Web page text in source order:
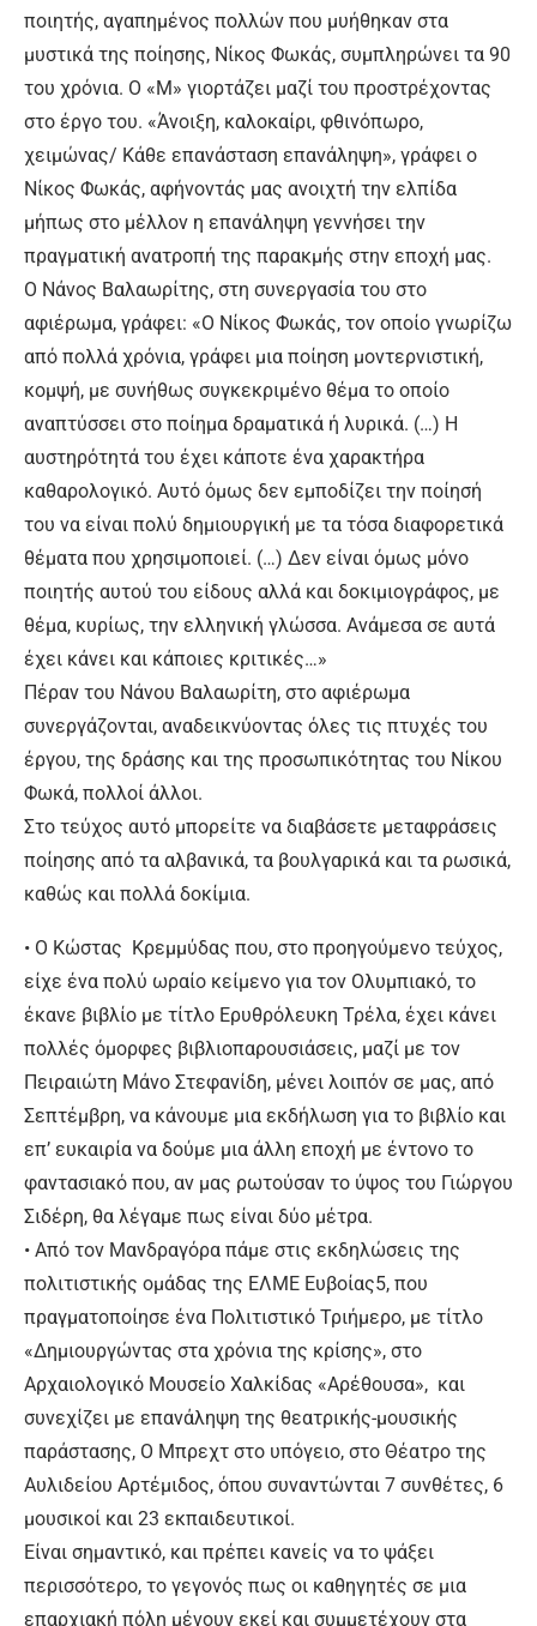
ποιητής, αγαπημένος πολλών που μυήθηκαν στα
μυστικά της ποίησης, Νίκος Φωκάς, συμπληρώνει τα 90
του χρόνια. Ο «Μ» γιορτάζει μαζί του προστρέχοντας
στο έργο του. «Άνοιξη, καλοκαίρι, φθινόπωρο,
χειμώνας/ Κάθε επανάσταση επανάληψη», γράφει ο
Νίκος Φωκάς, αφήνοντάς μας ανοιχτή την ελπίδα
μήπως στο μέλλον η επανάληψη γεννήσει την
πραγματική ανατροπή της παρακμής στην εποχή μας.
Ο Νάνος Βαλαωρίτης, στη συνεργασία του στο
αφιέρωμα, γράφει: «Ο Νίκος Φωκάς, τον οποίο γνωρίζω
από πολλά χρόνια, γράφει μια ποίηση μοντερνιστική,
κομψή, με συνήθως συγκεκριμένο θέμα το οποίο
αναπτύσσει στο ποίημα δραματικά ή λυρικά. (…) Η
αυστηρότητά του έχει κάποτε ένα χαρακτήρα
καθαρολογικό. Αυτό όμως δεν εμποδίζει την ποίησή
του να είναι πολύ δημιουργική με τα τόσα διαφορετικά
θέματα που χρησιμοποιεί. (…) Δεν είναι όμως μόνο
ποιητής αυτού του είδους αλλά και δοκιμιογράφος, με
θέμα, κυρίως, την ελληνική γλώσσα. Ανάμεσα σε αυτά
έχει κάνει και κάποιες κριτικές…»
Πέραν του Νάνου Βαλαωρίτη, στο αφιέρωμα
συνεργάζονται, αναδεικνύοντας όλες τις πτυχές του
έργου, της δράσης και της προσωπικότητας του Νίκου
Φωκά, πολλοί άλλοι.
Στο τεύχος αυτό μπορείτε να διαβάσετε μεταφράσεις
ποίησης από τα αλβανικά, τα βουλγαρικά και τα ρωσικά,
καθώς και πολλά δοκίμια.
• Ο Κώστας Κρεμμύδας που, στο προηγούμενο τεύχος,
είχε ένα πολύ ωραίο κείμενο για τον Ολυμπιακό, το
έκανε βιβλίο με τίτλο Ερυθρόλευκη Τρέλα, έχει κάνει
πολλές όμορφες βιβλιοπαρουσιάσεις, μαζί με τον
Πειραιώτη Μάνο Στεφανίδη, μένει λοιπόν σε μας, από
Σεπτέμβρη, να κάνουμε μια εκδήλωση για το βιβλίο και
επ’ ευκαιρία να δούμε μια άλλη εποχή με έντονο το
φαντασιακό που, αν μας ρωτούσαν το ύψος του Γιώργου
Σιδέρη, θα λέγαμε πως είναι δύο μέτρα.
• Από τον Μανδραγόρα πάμε στις εκδηλώσεις της
πολιτιστικής ομάδας της ΕΛΜΕ Ευβοίας5, που
πραγματοποίησε ένα Πολιτιστικό Τριήμερο, με τίτλο
«Δημιουργώντας στα χρόνια της κρίσης», στο
Αρχαιολογικό Μουσείο Χαλκίδας «Αρέθουσα», και
συνεχίζει με επανάληψη της θεατρικής-μουσικής
παράστασης, Ο Μπρεχτ στο υπόγειο, στο Θέατρο της
Αυλιδείου Αρτέμιδος, όπου συναντώνται 7 συνθέτες, 6
μουσικοί και 23 εκπαιδευτικοί.
Είναι σημαντικό, και πρέπει κανείς να το ψάξει
περισσότερο, το γεγονός πως οι καθηγητές σε μια
επαρχιακή πόλη μένουν εκεί και συμμετέχουν στα